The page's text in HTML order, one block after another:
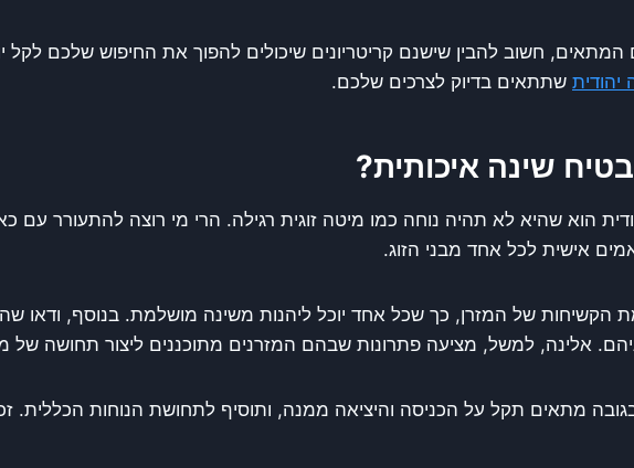
חשוב להבין שישנם קריטריונים שיכולים להפוך את החיפוש שלכם לקל
יהודית שתתאים בדיוק לצרכים שלכם.
שינה איכותית?
הוא שהיא לא תהיה נוחה כמו מיטה זוגית רגילה. הרי מי רוצה להתעורר עם
אישית לכל אחד מבני הזוג.
של המזרן, כך שכל אחד יוכל ליהנות משינה מושלמת. בנוסף, ודאו
אלינה, למשל, מציעה פתרונות שבהם המזרנים מתוכננים ליצור תחושה של
מתאים תקל על הכניסה והיציאה ממנה, ותוסיף לתחושת הנוחות הכללית.